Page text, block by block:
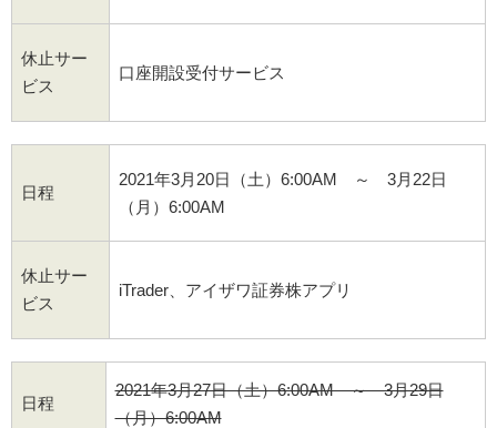
休止サー
ビス
口座開設受付サービス
日程
2021年3月20日（土）6:00AM ～ 3月22日
（月）6:00AM
休止サー
ビス
iTrader、アイザワ証券株アプリ
日程
2021年3月27日（土）6:00AM ～ 3月29日
（月）6:00AM